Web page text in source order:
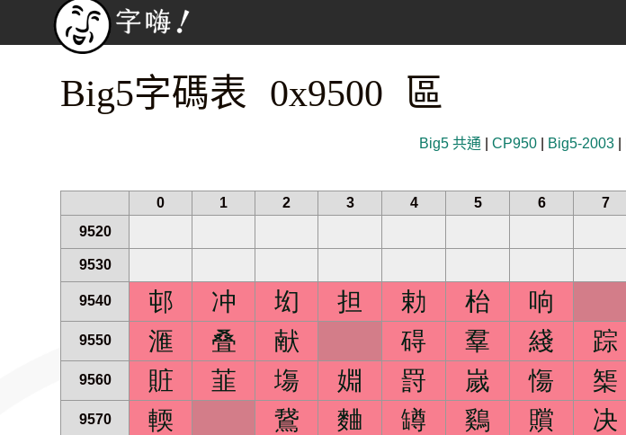
Big5字碼表 0x9500 區
Big5 共通 CP950 Big5-2003
0
1 2 3 4 5 6 7
9520
9530
9540 邨 冲 㘭 担 勅 枱 响
9550 滙 叠 献 碍 羣 綫 踪
9560 賍 韮 塲 婣 罸 嵗 慯 榘
9570 輭 鵞 麯 罇 鷄 贘 决